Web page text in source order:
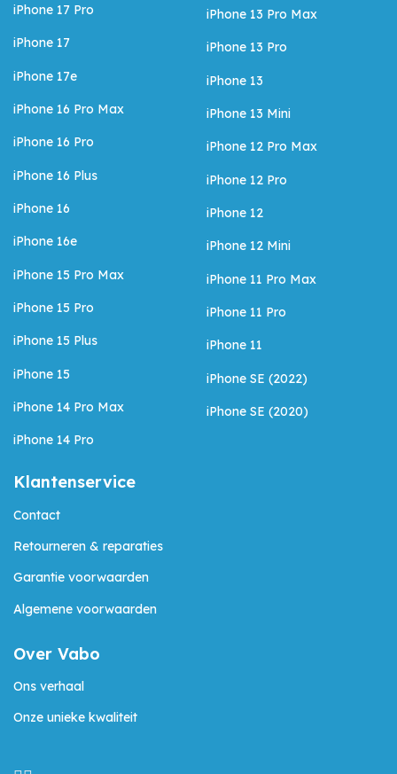
iPhone 17 Pro
iPhone 17
iPhone 17e
iPhone 16 Pro Max
iPhone 16 Pro
iPhone 16 Plus
iPhone 16
iPhone 16e
iPhone 15 Pro Max
iPhone 15 Pro
iPhone 15 Plus
iPhone 15
iPhone 14 Pro Max
iPhone 14 Pro
iPhone 13 Pro Max
iPhone 13 Pro
iPhone 13
iPhone 13 Mini
iPhone 12 Pro Max
iPhone 12 Pro
iPhone 12
iPhone 12 Mini
iPhone 11 Pro Max
iPhone 11 Pro
iPhone 11
iPhone SE (2022)
iPhone SE (2020)
Klantenservice
Contact
Retourneren & reparaties
Garantie voorwaarden
Algemene voorwaarden
Over Vabo
Ons verhaal
Onze unieke kwaliteit